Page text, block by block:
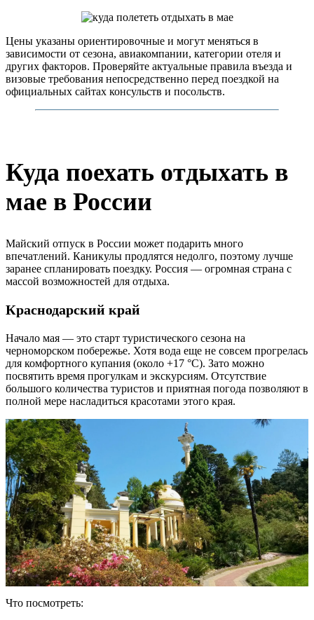
Цены указаны ориентировочные и могут меняться в
зависимости от сезона, авиакомпании, категории отеля и
других факторов. Проверяйте актуальные правила въезда и
визовые требования непосредственно перед поездкой на
официальных сайтах консульств и посольств.
Куда поехать отдыхать в
мае в России
Майский отпуск в России может подарить много
впечатлений. Каникулы продлятся недолго, поэтому лучше
заранее спланировать поездку. Россия — огромная страна с
массой возможностей для отдыха.
Краснодарский край
Начало мая — это старт туристического сезона на
черноморском побережье. Хотя вода еще не совсем прогрелась
для комфортного купания (около +17 °C). Зато можно
посвятить время прогулкам и экскурсиям. Отсутствие
большого количества туристов и приятная погода позволяют в
полной мере насладиться красотами этого края.
Что посмотреть: